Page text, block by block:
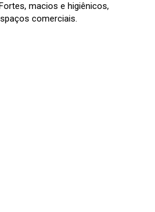
macios e higiênicos,
comerciais.